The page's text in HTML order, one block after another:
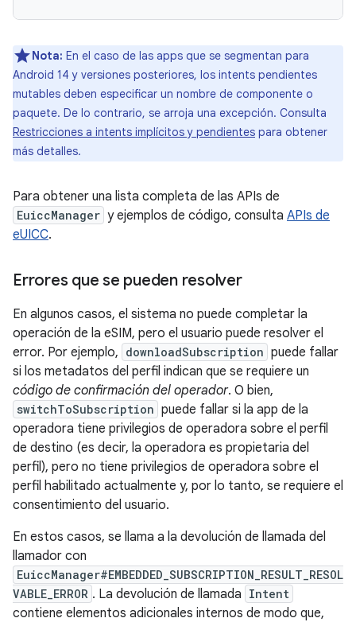
Nota: En el caso de las apps que se segmentan para
Android 14 y versiones posteriores, los intents pendientes
mutables deben especificar un nombre de componente o
paquete. De lo contrario, se arroja una excepción. Consulta
Restricciones a intents implícitos y pendientes para obtener
más detalles.
Para obtener una lista completa de las APIs de
EuiccManager y ejemplos de código, consulta APIs de
eUICC.
Errores que se pueden resolver
En algunos casos, el sistema no puede completar la
operación de la eSIM, pero el usuario puede resolver el
error. Por ejemplo, downloadSubscription puede fallar
si los metadatos del perfil indican que se requiere un
código de confirmación del operador. O bien,
switchToSubscription puede fallar si la app de la
operadora tiene privilegios de operadora sobre el perfil
de destino (es decir, la operadora es propietaria del
perfil), pero no tiene privilegios de operadora sobre el
perfil habilitado actualmente y, por lo tanto, se requiere el
consentimiento del usuario.
En estos casos, se llama a la devolución de llamada del
llamador con
EuiccManager#EMBEDDED_SUBSCRIPTION_RESULT_RESOL
VABLE_ERROR . La devolución de llamada Intent
contiene elementos adicionales internos de modo que,